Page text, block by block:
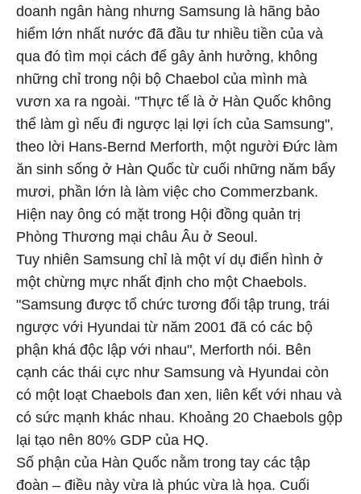
doanh ngân hàng nhưng Samsung là hãng bảo
hiểm lớn nhất nước đã đầu tư nhiều tiền của và
qua đó tìm mọi cách để gây ảnh hưởng, không
những chỉ trong nội bộ Chaebol của mình mà
vươn xa ra ngoài. "Thực tế là ở Hàn Quốc không
thể làm gì nếu đi ngược lại lợi ích của Samsung",
theo lời Hans-Bernd Merforth, một người Đức làm
ăn sinh sống ở Hàn Quốc từ cuối những năm bẩy
mươi, phần lớn là làm việc cho Commerzbank.
Hiện nay ông có mặt trong Hội đồng quản trị
Phòng Thương mại châu Âu ở Seoul.
Tuy nhiên Samsung chỉ là một ví dụ điển hình ở
một chừng mực nhất định cho một Chaebols.
"Samsung được tổ chức tương đối tập trung, trái
ngược với Hyundai từ năm 2001 đã có các bộ
phận khá độc lập với nhau", Merforth nói. Bên
cạnh các thái cực như Samsung và Hyundai còn
có một loạt Chaebols đan xen, liên kết với nhau và
có sức mạnh khác nhau. Khoảng 20 Chaebols gộp
lại tạo nên 80% GDP của HQ.
Số phận của Hàn Quốc nằm trong tay các tập
đoàn – điều này vừa là phúc vừa là họa. Cuối